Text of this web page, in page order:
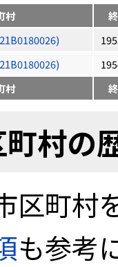
村
村
村の
区町村
も参考